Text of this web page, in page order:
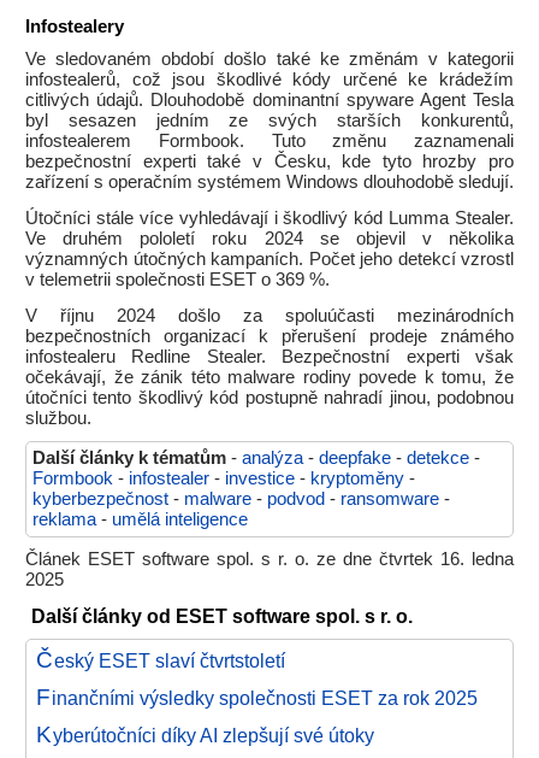
Infostealery
Ve sledovaném období došlo také ke změnám v kategorii
infostealerů, což jsou škodlivé kódy určené ke krádežím
citlivých údajů. Dlouhodobě dominantní spyware Agent Tesla
byl sesazen jedním ze svých starších konkurentů,
infostealerem Formbook. Tuto změnu zaznamenali
bezpečnostní experti také v Česku, kde tyto hrozby pro
zařízení s operačním systémem Windows dlouhodobě sledují.
Útočníci stále více vyhledávají i škodlivý kód Lumma Stealer.
Ve druhém pololetí roku 2024 se objevil v několika
významných útočných kampaních. Počet jeho detekcí vzrostl
v telemetrii společnosti ESET o 369 %.
V říjnu 2024 došlo za spoluúčasti mezinárodních
bezpečnostních organizací k přerušení prodeje známého
infostealeru Redline Stealer. Bezpečnostní experti však
očekávají, že zánik této malware rodiny povede k tomu, že
útočníci tento škodlivý kód postupně nahradí jinou, podobnou
službou.
Další články k tématům - analýza - deepfake - detekce -
Formbook - infostealer - investice - kryptoměny -
kyberbezpečnost - malware - podvod - ransomware -
reklama - umělá inteligence
Článek ESET software spol. s r. o. ze dne čtvrtek 16. ledna
2025
Další články od ESET software spol. s r. o.
Český ESET slaví čtvrtstoletí
Finančními výsledky společnosti ESET za rok 2025
Kyberútočníci díky AI zlepšují své útoky